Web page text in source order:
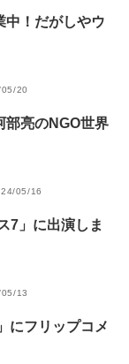
中！だがしやウ
20
部亮のNGO世界
05/16
7」に出演しま
13
にフリップコメ